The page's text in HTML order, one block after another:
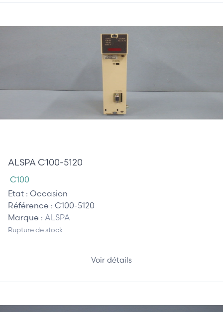
ALSPA C100-5120
C100
Etat : Occasion
Référence : C100-5120
Marque : ALSPA
Rupture de stock
Voir détails